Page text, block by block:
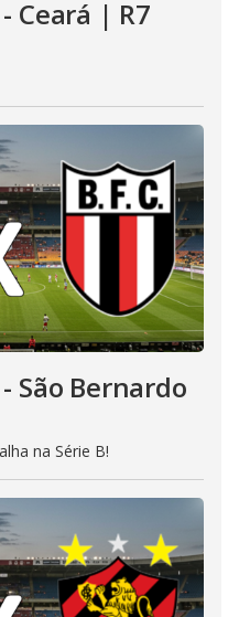
Ceará | R7
São Bernardo
na Série B!